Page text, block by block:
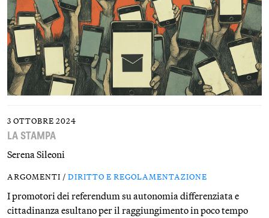
3 OTTOBRE 2024
LA STAMPA
Serena Sileoni
ARGOMENTI / DIRITTO E REGOLAMENTAZIONE
I promotori dei referendum su autonomia differenziata e
cittadinanza esultano per il raggiungimento in poco tempo